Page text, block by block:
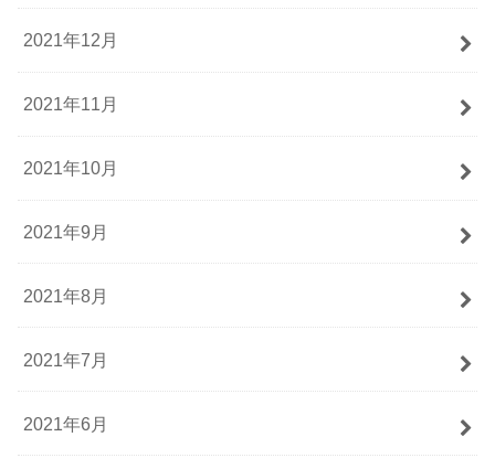
2021年12月
2021年11月
2021年10月
2021年9月
2021年8月
2021年7月
2021年6月